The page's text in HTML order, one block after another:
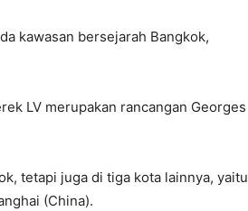
kawasan bersejarah Bangkok,
LV merupakan rancangan Georges
tetapi juga di tiga kota lainnya, yaitu
(China).